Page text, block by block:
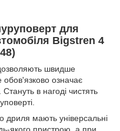
для
Bigstren 4
швидше
означає
в нагоді чистять
дриля мають універсальні
якого пристрою, а при